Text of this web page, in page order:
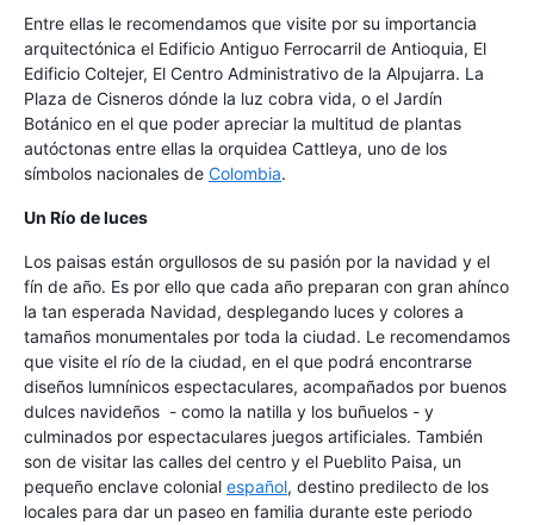
Entre ellas le recomendamos que visite por su importancia
arquitectónica el Edificio Antiguo Ferrocarril de Antioquia, El
Edificio Coltejer, El Centro Administrativo de la Alpujarra. La
Plaza de Cisneros dónde la luz cobra vida, o el Jardín
Botánico en el que poder apreciar la multitud de plantas
autóctonas entre ellas la orquidea Cattleya, uno de los
símbolos nacionales de Colombia.
Un Río de luces
Los paisas están orgullosos de su pasión por la navidad y el
fín de año. Es por ello que cada año preparan con gran ahínco
la tan esperada Navidad, desplegando luces y colores a
tamaños monumentales por toda la ciudad. Le recomendamos
que visite el río de la ciudad, en el que podrá encontrarse
diseños lumnínicos espectaculares, acompañados por buenos
dulces navideños - como la natilla y los buñuelos - y
culminados por espectaculares juegos artificiales. También
son de visitar las calles del centro y el Pueblito Paisa, un
pequeño enclave colonial español, destino predilecto de los
locales para dar un paseo en familia durante este periodo